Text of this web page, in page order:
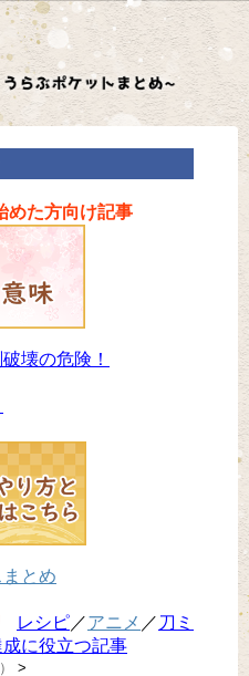
た方向け記事
壊の危険！
とめ
レシピ／アニメ ／ 刀ミ
に役立つ記事
>